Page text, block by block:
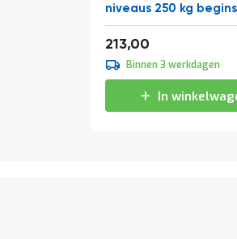
niveaus 250 kg
Vanaf
213,00
Binnen 3 werkdagen
In